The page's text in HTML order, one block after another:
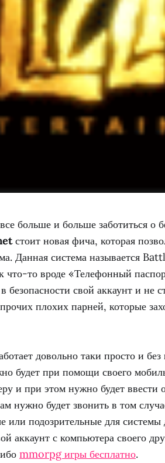
все больше и больше заботиться о
стоит новая фича, которая
Данная система называется
что-то вроде «Телефонный
безопасности свой аккаунт и не
плохих парней, которые
довольно таки просто и
будет при помощи своего
и при этом нужно будет
нужно будет звонить в том
или подозрительные для
аккаунт с компьютера своего
mmorpg игры бесплатно.